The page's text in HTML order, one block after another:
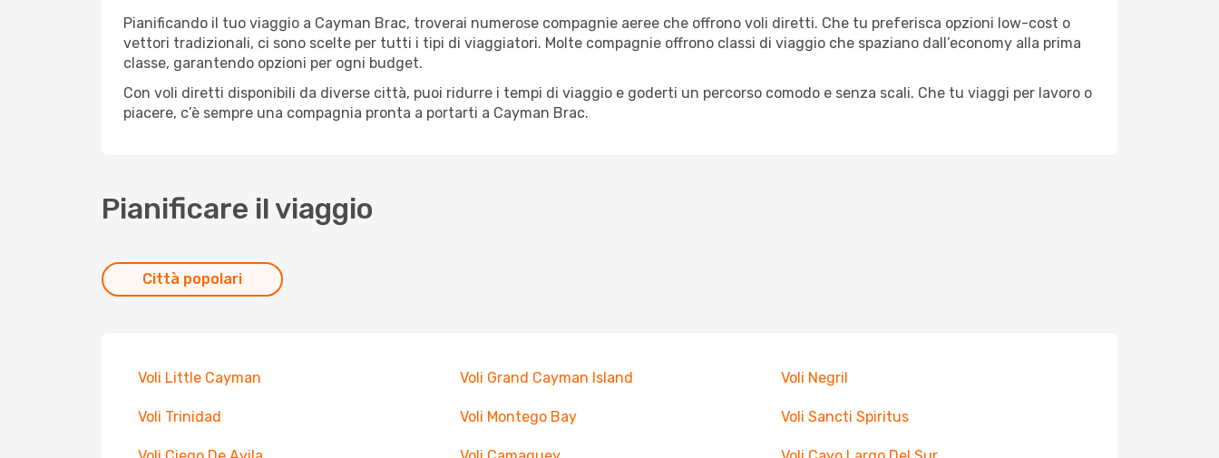
Pianificando il tuo viaggio a Cayman Brac, troverai numerose compagnie aeree che offrono voli diretti. Che tu preferisca opzioni low-cost o
vettori tradizionali, ci sono scelte per tutti i tipi di viaggiatori. Molte compagnie offrono classi di viaggio che spaziano dall’economy alla prima
classe, garantendo opzioni per ogni budget.
Con voli diretti disponibili da diverse città, puoi ridurre i tempi di viaggio e goderti un percorso comodo e senza scali. Che tu viaggi per lavoro o
piacere, c’è sempre una compagnia pronta a portarti a Cayman Brac.
Pianificare il viaggio
Città popolari
Voli Little Cayman Voli Grand Cayman Island Voli Negril
Voli Trinidad Voli Montego Bay Voli Sancti Spiritus